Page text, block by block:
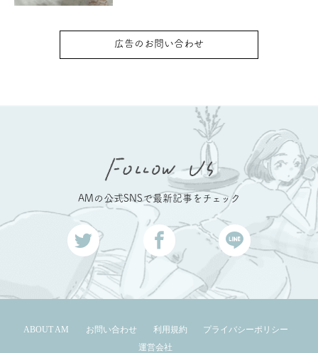
広告のお問い合わせ
AMの公式SNSで最新記事をチェック
ABOUT AM お問い合わせ 利用規約
プライバシーポリシー
運営会社